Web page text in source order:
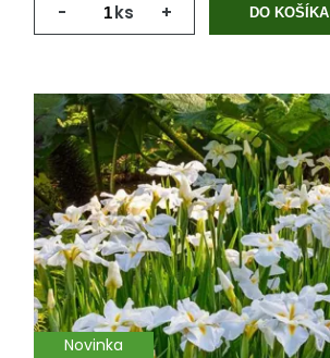
- ks + DO KOŠÍKA
Novinka